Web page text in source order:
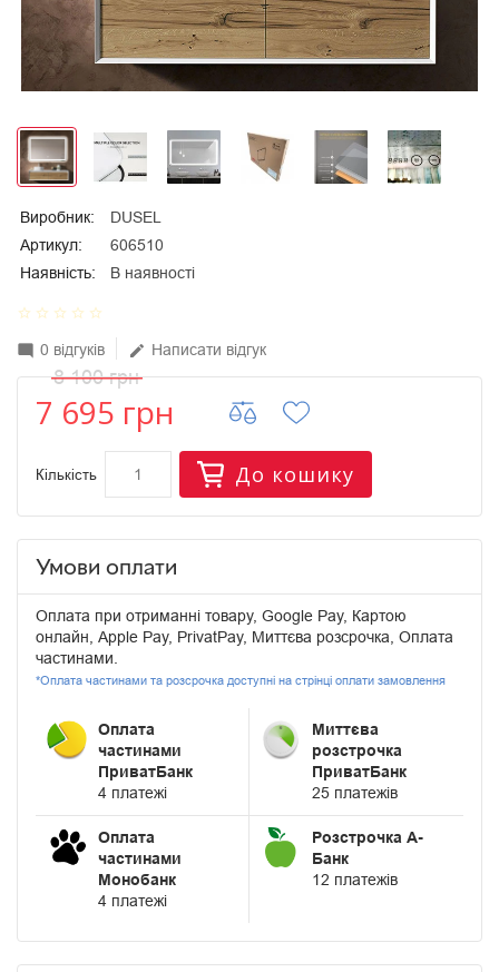
Виробник:
DUSEL
Артикул:
606510
Наявність:
В наявності
star_border star_border star_border star_border star_border
mode_comment 0 відгуків edit Написати відгук
8 100 грн
7 695 грн
Кількість До кошику
Умови оплати
Оплата при отриманні товару, Google Pay, Картою
онлайн, Apple Pay, PrivatPay, Миттєва розсрочка, Оплата
частинами.
*Оплата частинами та розсрочка доступні на стрінці оплати замовлення
Оплата
частинами
ПриватБанк
4 платежі
Миттєва
розстрочка
ПриватБанк
25 платежів
Оплата
частинами
Монобанк
4 платежі
Розстрочка А-
Банк
12 платежів